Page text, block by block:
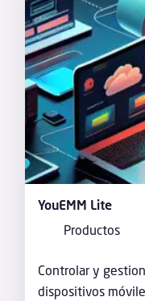
YouEMM Lite
Productos
Controlar y
dispositivos